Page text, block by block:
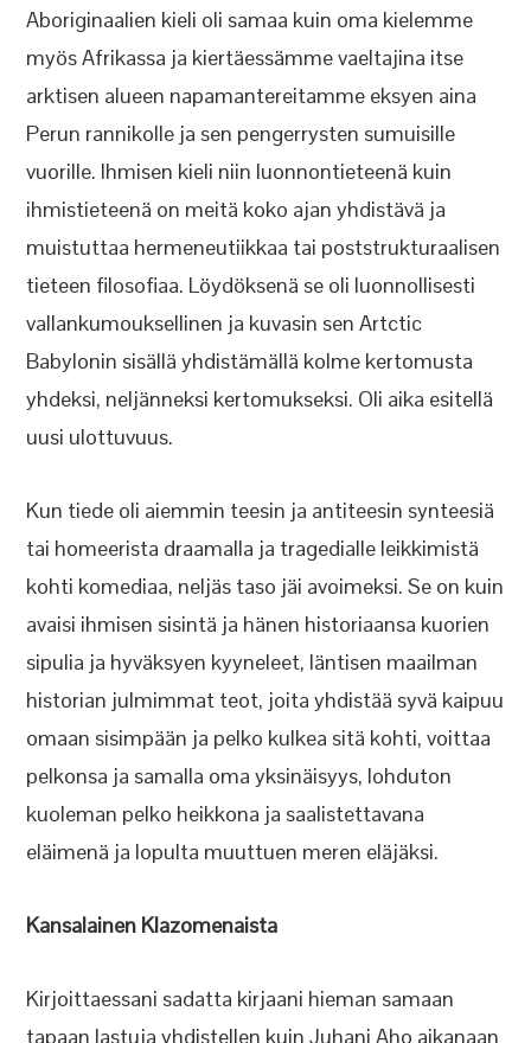
Aboriginaalien kieli oli samaa kuin oma kielemme
myös Afrikassa ja kiertäessämme vaeltajina itse
arktisen alueen napamantereitamme eksyen aina
Perun rannikolle ja sen pengerrysten sumuisille
vuorille. Ihmisen kieli niin luonnontieteenä kuin
ihmistieteenä on meitä koko ajan yhdistävä ja
muistuttaa hermeneutiikkaa tai poststrukturaalisen
tieteen filosofiaa. Löydöksenä se oli luonnollisesti
vallankumouksellinen ja kuvasin sen Artctic
Babylonin sisällä yhdistämällä kolme kertomusta
yhdeksi, neljänneksi kertomukseksi. Oli aika esitellä
uusi ulottuvuus.
Kun tiede oli aiemmin teesin ja antiteesin synteesiä
tai homeerista draamalla ja tragedialle leikkimistä
kohti komediaa, neljäs taso jäi avoimeksi. Se on kuin
avaisi ihmisen sisintä ja hänen historiaansa kuorien
sipulia ja hyväksyen kyyneleet, läntisen maailman
historian julmimmat teot, joita yhdistää syvä kaipuu
omaan sisimpään ja pelko kulkea sitä kohti, voittaa
pelkonsa ja samalla oma yksinäisyys, lohduton
kuoleman pelko heikkona ja saalistettavana
eläimenä ja lopulta muuttuen meren eläjäksi.
Kansalainen Klazomenaista
Kirjoittaessani sadatta kirjaani hieman samaan
tapaan lastuja yhdistellen kuin Juhani Aho aikanaan